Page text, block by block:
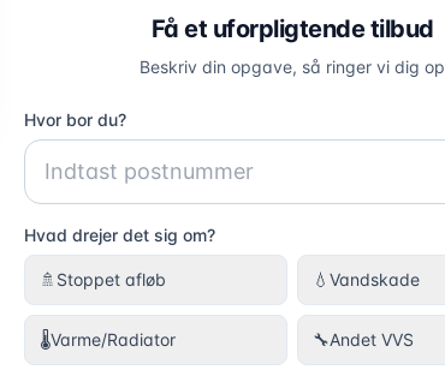
Få et uforpligtende tilbud
Beskriv din opgave, så ringer vi dig op
Hvor bor du?
Hvad drejer det sig om?
🚿 Stoppet afløb 💧 Vandskade
🌡️Varme/Radiator 🔧Andet VVS